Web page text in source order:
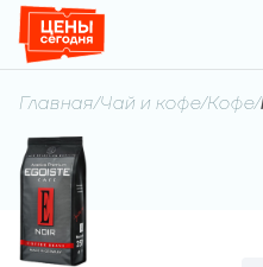
Главная/Чай и кофе/Кофе/